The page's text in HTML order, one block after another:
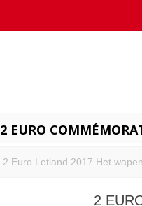
2 EURO
2 Euro Letland 2017 Het
2